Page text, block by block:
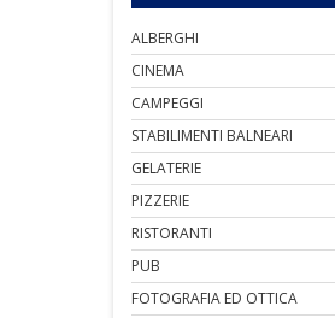
ALBERGHI
CINEMA
CAMPEGGI
STABILIMENTI BALNEARI
GELATERIE
PIZZERIE
RISTORANTI
PUB
FOTOGRAFIA ED OTTICA